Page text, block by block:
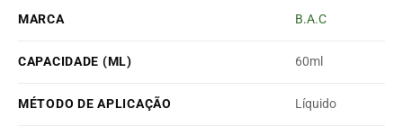
MARCA B.A.C
CAPACIDADE (ML) 60ml
MÉTODO DE APLICAÇÃO Líquido